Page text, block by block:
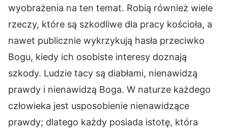
wyobrażenia na ten temat. Robią również wiele
rzeczy, które są szkodliwe dla pracy kościoła, a
nawet publicznie wykrzykują hasła przeciwko
Bogu, kiedy ich osobiste interesy doznają
szkody. Ludzie tacy są diabłami, nienawidzą
prawdy i nienawidzą Boga. W naturze każdego
człowieka jest usposobienie nienawidzące
prawdy; dlatego każdy posiada istotę, która